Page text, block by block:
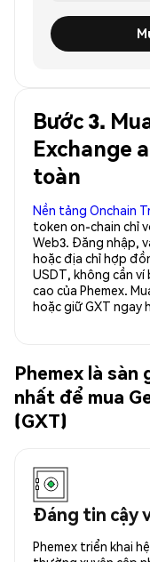
Bước 3.
Exchange
toàn
Nền tảng Onchain
token on-chain chỉ
Web3. Đăng nhập,
hoặc địa chỉ hợp
USDT, không cần
cao của Phemex.
hoặc giữ GXT ngay
Phemex là
nhất để mua
(GXT)
Đáng tin cậy
Phemex triển khai